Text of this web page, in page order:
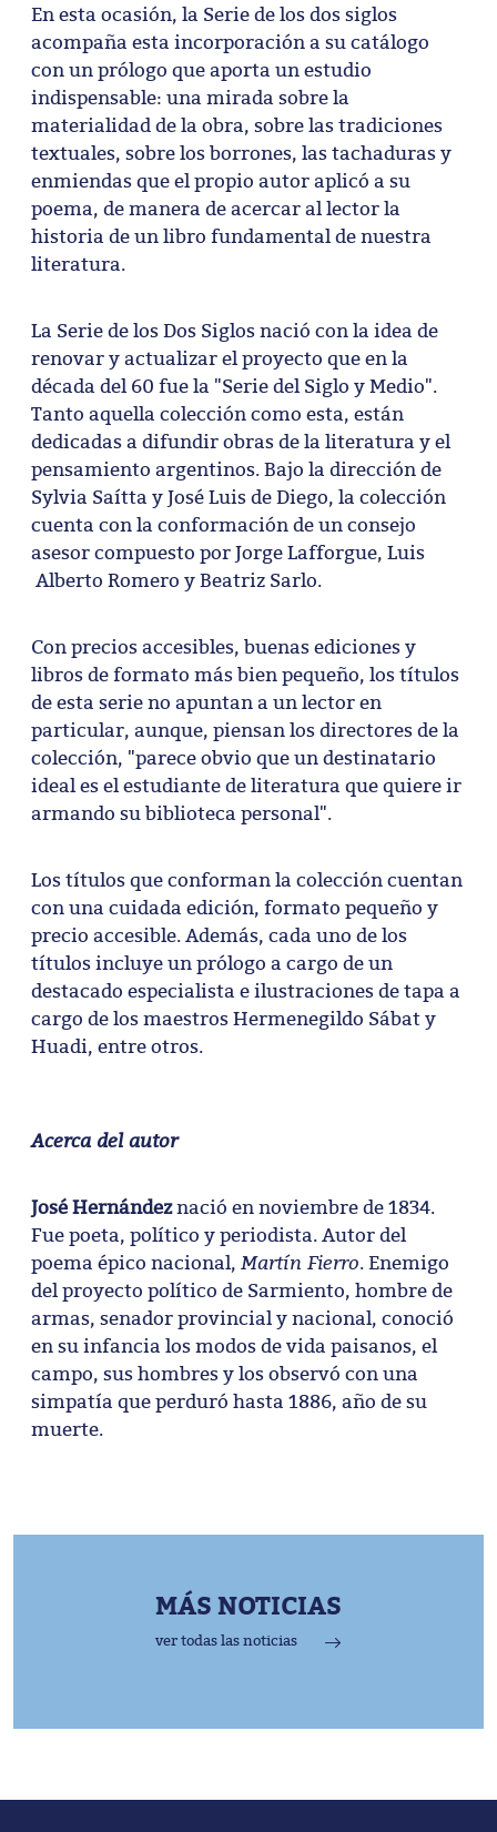
En esta ocasión, la Serie de los dos siglos
acompaña esta incorporación a su catálogo
con un prólogo que aporta un estudio
indispensable: una mirada sobre la
materialidad de la obra, sobre las tradiciones
textuales, sobre los borrones, las tachaduras y
enmiendas que el propio autor aplicó a su
poema, de manera de acercar al lector la
historia de un libro fundamental de nuestra
literatura.
La Serie de los Dos Siglos nació con la idea de
renovar y actualizar el proyecto que en la
década del 60 fue la "Serie del Siglo y Medio".
Tanto aquella colección como esta, están
dedicadas a difundir obras de la literatura y el
pensamiento argentinos. Bajo la dirección de
Sylvia Saítta y José Luis de Diego, la colección
cuenta con la conformación de un consejo
asesor compuesto por Jorge Lafforgue, Luis
Alberto Romero y Beatriz Sarlo.
Con precios accesibles, buenas ediciones y
libros de formato más bien pequeño, los títulos
de esta serie no apuntan a un lector en
particular, aunque, piensan los directores de la
colección, "parece obvio que un destinatario
ideal es el estudiante de literatura que quiere ir
armando su biblioteca personal".
Los títulos que conforman la colección cuentan
con una cuidada edición, formato pequeño y
precio accesible. Además, cada uno de los
títulos incluye un prólogo a cargo de un
destacado especialista e ilustraciones de tapa a
cargo de los maestros Hermenegildo Sábat y
Huadi, entre otros.
Acerca del autor
José Hernándeznació en noviembre de 1834.
Fue poeta, político y periodista.Autor del
poema épico nacional, Martín Fierro.Enemigo
del proyecto político de Sarmiento, hombre de
armas, senador provincial y nacional, conoció
en su infancia los modos de vida paisanos, el
campo, sus hombres y los observó con una
simpatía que perduró hasta 1886, año de su
muerte.
MÁS NOTICIAS
ver todas las noticias